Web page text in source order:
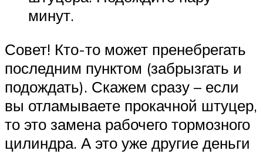
минут.
Совет! Кто-то может пренебрегать
последним пунктом (забрызгать и
подождать). Скажем сразу – если
вы отламываете прокачной штуцер,
то это замена рабочего тормозного
цилиндра. А это уже другие деньги